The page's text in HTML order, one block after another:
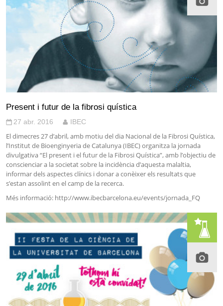
Present i futur de la fibrosi quística
27 abr. 2016 IBEC
El dimecres 27 d’abril, amb motiu del dia Nacional de la Fibrosi Quística,
l’Institut de Bioenginyeria de Catalunya (IBEC) organitza la jornada
divulgativa “El present i el futur de la Fibrosi Quística”, amb l’objectiu de
conscienciar a la societat sobre la incidència d’aquesta malaltia,
informar dels aspectes clínics i donar a conèixer els resultats que
s’estan assolint en el camp de la recerca.
Més informació: http://www.ibecbarcelona.eu/events/jornada_FQ